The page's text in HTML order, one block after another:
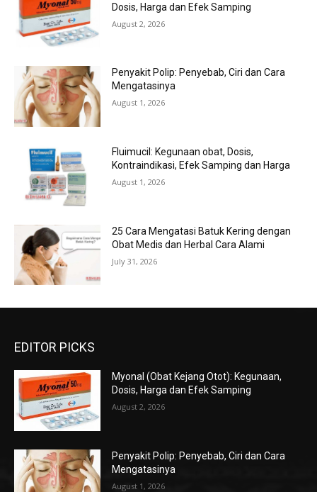
Dosis, Harga dan Efek Samping
August 2, 2026
Penyakit Polip: Penyebab, Ciri dan Cara
Mengatasinya
August 1, 2026
Fluimucil: Kegunaan obat, Dosis,
Kontraindikasi, Efek Samping dan Harga
August 1, 2026
25 Cara Mengatasi Batuk Kering dengan
Obat Medis dan Herbal Cara Alami
July 31, 2026
EDITOR PICKS
Myonal (Obat Kejang Otot): Kegunaan,
Dosis, Harga dan Efek Samping
August 2, 2026
Penyakit Polip: Penyebab, Ciri dan Cara
Mengatasinya
August 1, 2026